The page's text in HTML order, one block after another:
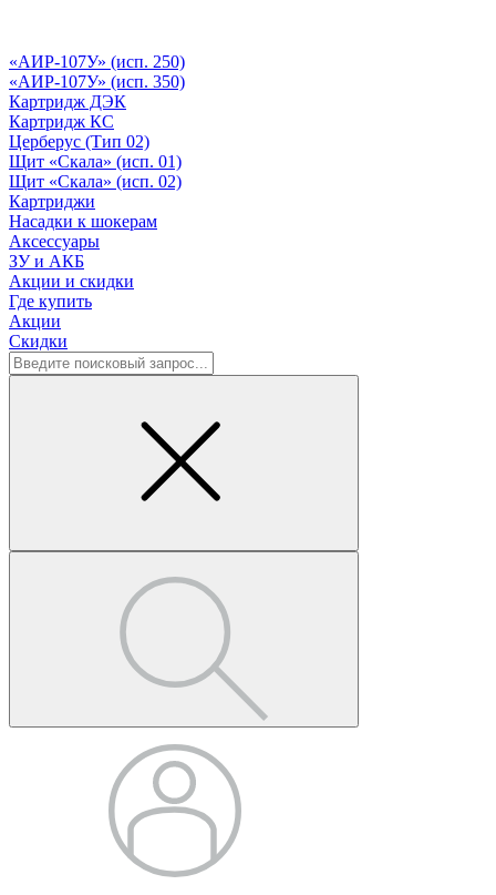
«АИР-107У» (исп. 250)
«АИР-107У» (исп. 350)
Картридж ДЭК
Картридж КС
Церберус (Тип 02)
Щит «Скала» (исп. 01)
Щит «Скала» (исп. 02)
Картриджи
Насадки к шокерам
Аксессуары
ЗУ и АКБ
Акции и скидки
Где купить
Акции
Скидки